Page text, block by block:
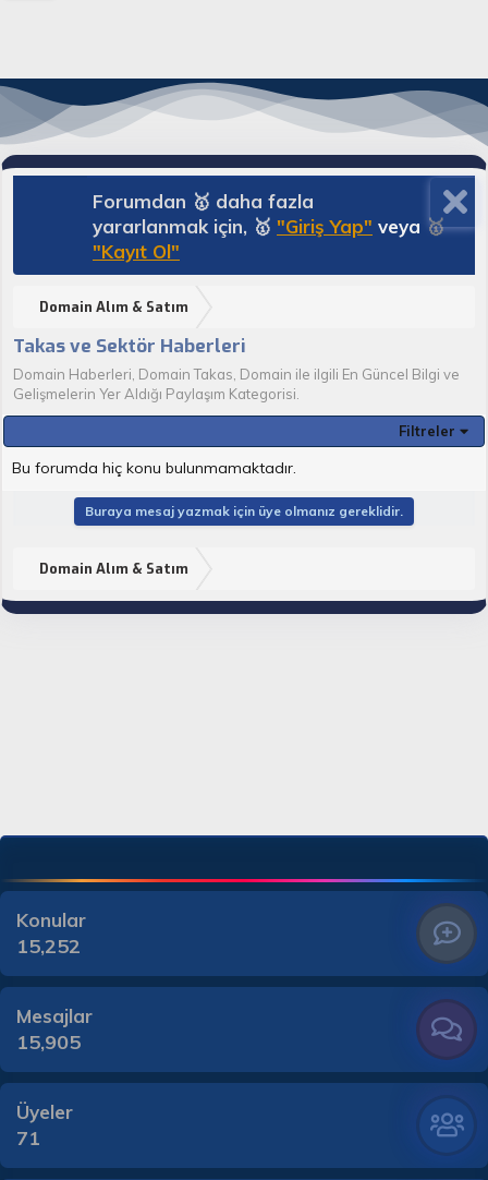
Forumdan 🥇 daha fazla
yararlanmak için, 🥇 "Giriş Yap" veya 🥇
"Kayıt Ol"
Domain Alım & Satım
Takas ve Sektör Haberleri
Domain Haberleri, Domain Takas, Domain ile ilgili En Güncel Bilgi ve
Gelişmelerin Yer Aldığı Paylaşım Kategorisi.
Filtreler
Bu forumda hiç konu bulunmamaktadır.
Buraya mesaj yazmak için üye olmanız gereklidir.
Domain Alım & Satım
Konular
15,252
Mesajlar
15,905
Üyeler
71